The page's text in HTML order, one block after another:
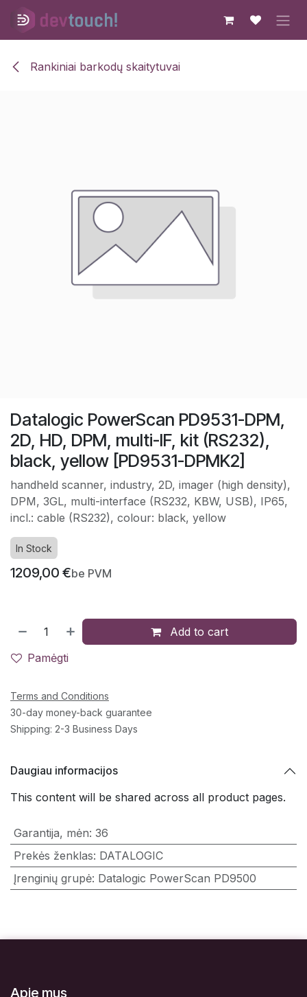
Skip to Content
Rankiniai barkodų skaitytuvai
Datalogic PowerScan PD9531-DPM,
2D, HD, DPM, multi-IF, kit (RS232),
black, yellow [PD9531-DPMK2]
handheld scanner, industry, 2D, imager (high density),
DPM, 3GL, multi-interface (RS232, KBW, USB), IP65,
incl.: cable (RS232), colour: black, yellow
In Stock
1209,00 €be PVM
Add to cart
Pamėgti
Terms and Conditions
30-day money-back guarantee
Shipping: 2-3 Business Days
Daugiau informacijos
This content will be shared across all product pages.
Garantija, mėn: 36
Prekės ženklas: DATALOGIC
Įrenginių grupė: Datalogic PowerScan PD9500
Apie mus